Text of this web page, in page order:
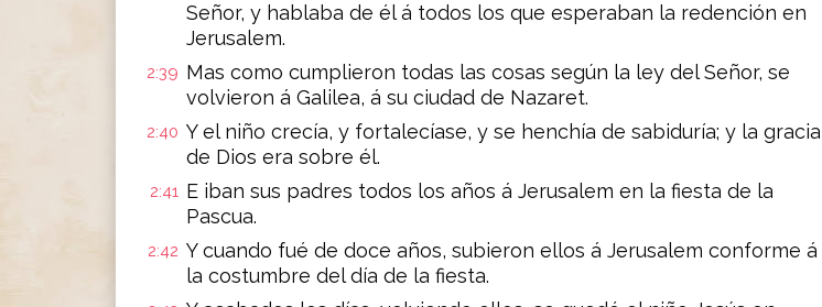
Señor, y hablaba de él á todos los que esperaban la redención en
Jerusalem.
2:39 Mas como cumplieron todas las cosas según la ley del Señor, se
volvieron á Galilea, á su ciudad de Nazaret.
2:40 Y el niño crecía, y fortalecíase, y se henchía de sabiduría; y la gracia
de Dios era sobre él.
2:41 E iban sus padres todos los años á Jerusalem en la fiesta de la
Pascua.
2:42 Y cuando fué de doce años, subieron ellos á Jerusalem conforme á
la costumbre del día de la fiesta.